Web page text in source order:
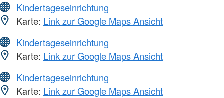
Kindertageseinrichtung
Karte: Link zur Google Maps Ansicht
Kindertageseinrichtung
Karte: Link zur Google Maps Ansicht
Kindertageseinrichtung
Karte: Link zur Google Maps Ansicht